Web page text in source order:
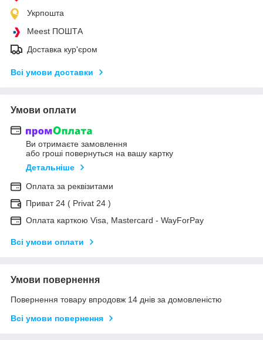
Укрпошта
Meest ПОШТА
Доставка кур'єром
Всі умови доставки
Умови оплати
Ви отримаєте замовлення
або гроші повернуться на вашу картку
Детальніше
Оплата за реквізитами
Приват 24 ( Privat 24 )
Оплата карткою Visa, Mastercard - WayForPay
Всі умови оплати
Умови повернення
Повернення товару впродовж 14 днів за домовленістю
Всі умови повернення